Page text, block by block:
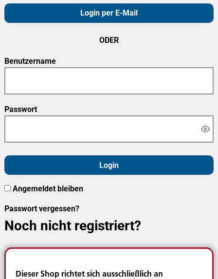
Login per E-Mail
ODER
Benutzername
Passwort
Login
Angemeldet bleiben
Passwort vergessen?
Noch nicht registriert?
Dieser Shop richtet sich ausschließlich an